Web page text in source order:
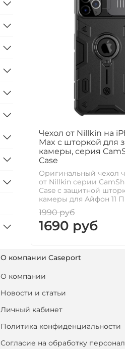
Чехол от Nillkin на
Max с шторкой для
камеры, серия
Case
Оригинальный чехол
от Nillkin серии
Case с защитной
камеры для Айфон 11
1990 руб
1690 руб
О компании Caseport
О компании
Новости и статьи
Личный кабинет
Политика конфиденциальности
Согласие на обработку